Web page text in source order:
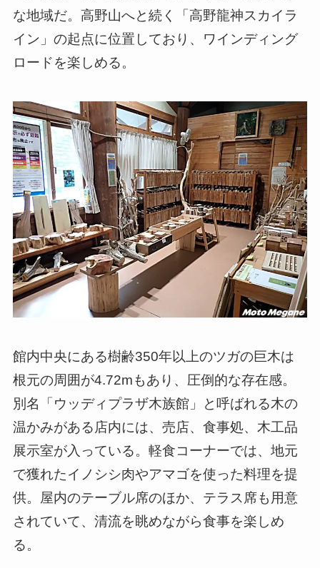
な地域だ。高野山へと続く「高野龍神スカイラ
イン」の起点に位置しており、ワインディング
ロードを楽しめる。
館内中央にある樹齢350年以上のツガの巨木は
根元の周囲が4.72mもあり、圧倒的な存在感。
別名「ウッディプラザ木族館」と呼ばれる木の
温かみがある店内には、売店、食事処、木工品
展示室が入っている。軽食コーナーでは、地元
で獲れたイノシシ肉やアマゴを使った料理を提
供。屋内のテーブル席のほか、テラス席も用意
されていて、清流を眺めながら食事を楽しめ
る。